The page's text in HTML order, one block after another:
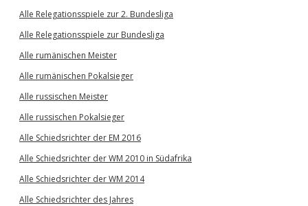
Alle Relegationsspiele zur 2. Bundesliga
Alle Relegationsspiele zur Bundesliga
Alle rumänischen Meister
Alle rumänischen Pokalsieger
Alle russischen Meister
Alle russischen Pokalsieger
Alle Schiedsrichter der EM 2016
Alle Schiedsrichter der WM 2010 in Südafrika
Alle Schiedsrichter der WM 2014
Alle Schiedsrichter des Jahres